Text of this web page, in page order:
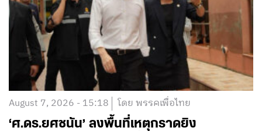
August 7, 2026 - 15:18 โดย พรรคเพื่อไทย
‘ศ.ดร.ยศชนัน’ ลงพื้นที่เหตุกราดยิง